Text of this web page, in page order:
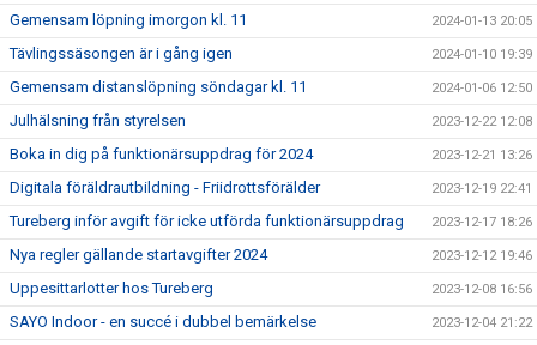
Gemensam löpning imorgon kl. 11 2024-01-13 20:05
Tävlingssäsongen är i gång igen 2024-01-10 19:39
Gemensam distanslöpning söndagar kl. 11 2024-01-06 12:50
Julhälsning från styrelsen 2023-12-22 12:08
Boka in dig på funktionärsuppdrag för 2024 2023-12-21 13:26
Digitala föräldrautbildning - Friidrottsförälder 2023-12-19 22:41
Tureberg inför avgift för icke utförda funktionärsuppdrag 2023-12-17 18:26
Nya regler gällande startavgifter 2024 2023-12-12 19:46
Uppesittarlotter hos Tureberg 2023-12-08 16:56
SAYO Indoor - en succé i dubbel bemärkelse 2023-12-04 21:22